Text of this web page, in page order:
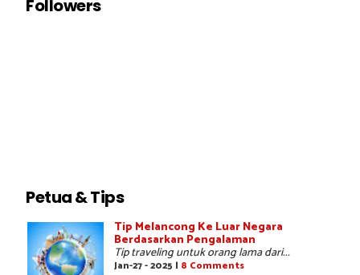
Followers
Petua & Tips
Tip Melancong Ke Luar Negara
Berdasarkan Pengalaman
Tip traveling untuk orang lama dari...
Jan-27 - 2025 | 8 Comments